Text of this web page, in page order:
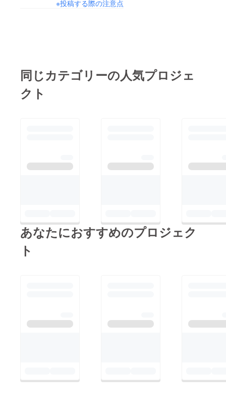
※投稿する際の注意点
同じカテゴリーの人気プロジェ
クト
あなたにおすすめのプロジェク
ト